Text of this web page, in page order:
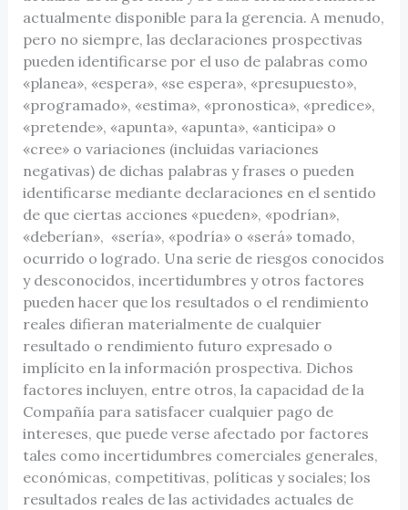
actualmente disponible para la gerencia. A menudo,
pero no siempre, las declaraciones prospectivas
pueden identificarse por el uso de palabras como
«planea», «espera», «se espera», «presupuesto»,
«programado», «estima», «pronostica», «predice»,
«pretende», «apunta», «apunta», «anticipa» o
«cree» o variaciones (incluidas variaciones
negativas) de dichas palabras y frases o pueden
identificarse mediante declaraciones en el sentido
de que ciertas acciones «pueden», «podrían»,
«deberían», «sería», «podría» o «será» tomado,
ocurrido o logrado. Una serie de riesgos conocidos
y desconocidos, incertidumbres y otros factores
pueden hacer que los resultados o el rendimiento
reales difieran materialmente de cualquier
resultado o rendimiento futuro expresado o
implícito en la información prospectiva. Dichos
factores incluyen, entre otros, la capacidad de la
Compañía para satisfacer cualquier pago de
intereses, que puede verse afectado por factores
tales como incertidumbres comerciales generales,
económicas, competitivas, políticas y sociales; los
resultados reales de las actividades actuales de